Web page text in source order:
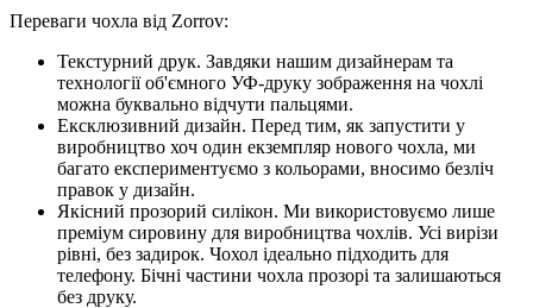
Переваги чохла від Zorrov:
Текстурний друк. Завдяки нашим дизайнерам та
технології об'ємного УФ-друку зображення на чохлі
можна буквально відчути пальцями.
Ексклюзивний дизайн. Перед тим, як запустити у
виробництво хоч один екземпляр нового чохла, ми
багато експериментуємо з кольорами, вносимо безліч
правок у дизайн.
Якісний прозорий силікон. Ми використовуємо лише
преміум сировину для виробництва чохлів. Усі вирізи
рівні, без задирок. Чохол ідеально підходить для
телефону. Бічні частини чохла прозорі та залишаються
без друку.